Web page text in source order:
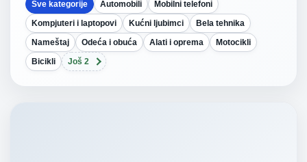
Sve kategorije Automobili
Mobilni telefoni
Kompjuteri i laptopovi
Kućni ljubimci
Bela tehnika
Nameštaj
Odeća i obuća Alati i oprema
Motocikli
Bicikli
Još 2